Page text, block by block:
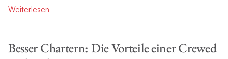
Weiterlesen
Besser Chartern: Die Vorteile einer Crewed